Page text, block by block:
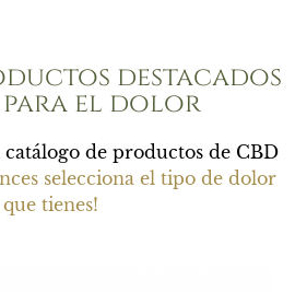
destacados
para el dolor
de productos de CBD
selecciona el tipo de dolor
que tienes!